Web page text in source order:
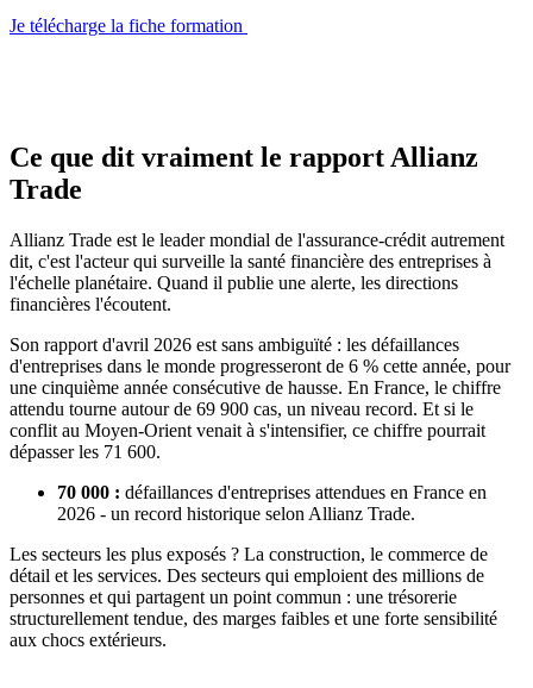
Je télécharge la fiche formation
Ce que dit vraiment le rapport Allianz
Trade
Allianz Trade est le leader mondial de l'assurance-crédit autrement
dit, c'est l'acteur qui surveille la santé financière des entreprises à
l'échelle planétaire. Quand il publie une alerte, les directions
financières l'écoutent.
Son rapport d'avril 2026 est sans ambiguïté : les défaillances
d'entreprises dans le monde progresseront de 6 % cette année, pour
une cinquième année consécutive de hausse. En France, le chiffre
attendu tourne autour de 69 900 cas, un niveau record. Et si le
conflit au Moyen-Orient venait à s'intensifier, ce chiffre pourrait
dépasser les 71 600.
70 000 : défaillances d'entreprises attendues en France en
2026 - un record historique selon Allianz Trade.
Les secteurs les plus exposés ? La construction, le commerce de
détail et les services. Des secteurs qui emploient des millions de
personnes et qui partagent un point commun : une trésorerie
structurellement tendue, des marges faibles et une forte sensibilité
aux chocs extérieurs.